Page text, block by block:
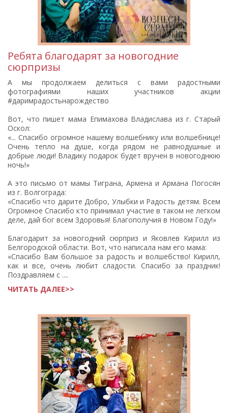
Ребята благодарят за новогодние
сюрпризы
А мы продолжаем делиться с вами радостными
фотографиями наших участников акции
#даримрадостьнарождество
Вот, что пишет мама Епимахова Владислава из г. Старый
Оскол:
«... Спасибо огромное нашему волшебнику или волшебнице!
Очень тепло на душе, когда рядом не равнодушные и
добрые люди! Владику подарок будет вручен в новогоднюю
ночь!»
А это письмо от мамы Тиграна, Армена и Армана Погосян
из г. Волгограда:
«Спасибо что дарите Добро, Улыбки и Радость детям. Всем
Огромное Спасибо кто принимал участие в таком не легком
деле, дай бог всем Здоровья! Благополучия в Новом Году!»
Благодарит за новогодний сюрприз и Яковлев Кирилл из
Белгородской области. Вот, что написала нам его мама:
«Спасибо Вам большое за радость и волшебство! Кирилл,
как и все, очень любит сладости. Спасибо за праздник!
Поздравляем с ....
ЧИТАТЬ ДАЛЕЕ>>